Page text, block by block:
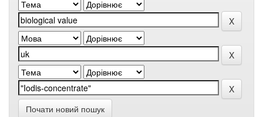
Почати новий пошук